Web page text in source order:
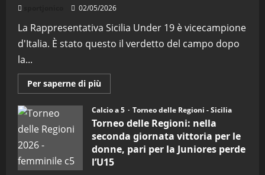
02/05/2026
La Rappresentativa Sicilia Under 19 è vicecampione
d'Italia. È stato questo il verdetto del campo dopo
la...
Per saperne di più
informazioni
Torneo
delle
Regioni
di
calcio
a
5:
la
Calcio a 5 Torneo delle Regioni - Sicilia
Torneo delle Regioni: nella
seconda giornata vittoria per le
donne, pari per la Juniores perde
l’U15